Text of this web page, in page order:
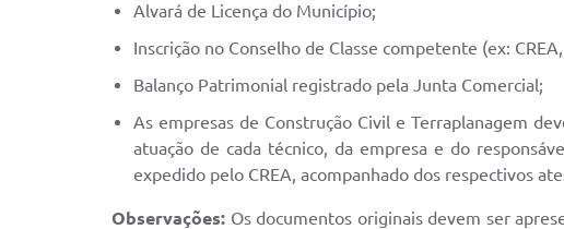
Alvará de Licença do Município;
Inscrição no Conselho de Classe competente (ex:
Balanço Patrimonial registrado pela Junta Comercial;
As empresas de Construção Civil e Terraplanagem
atuação de cada técnico, da empresa e do
expedido pelo CREA, acompanhado dos respectivos
Observações: Os documentos originais devem ser